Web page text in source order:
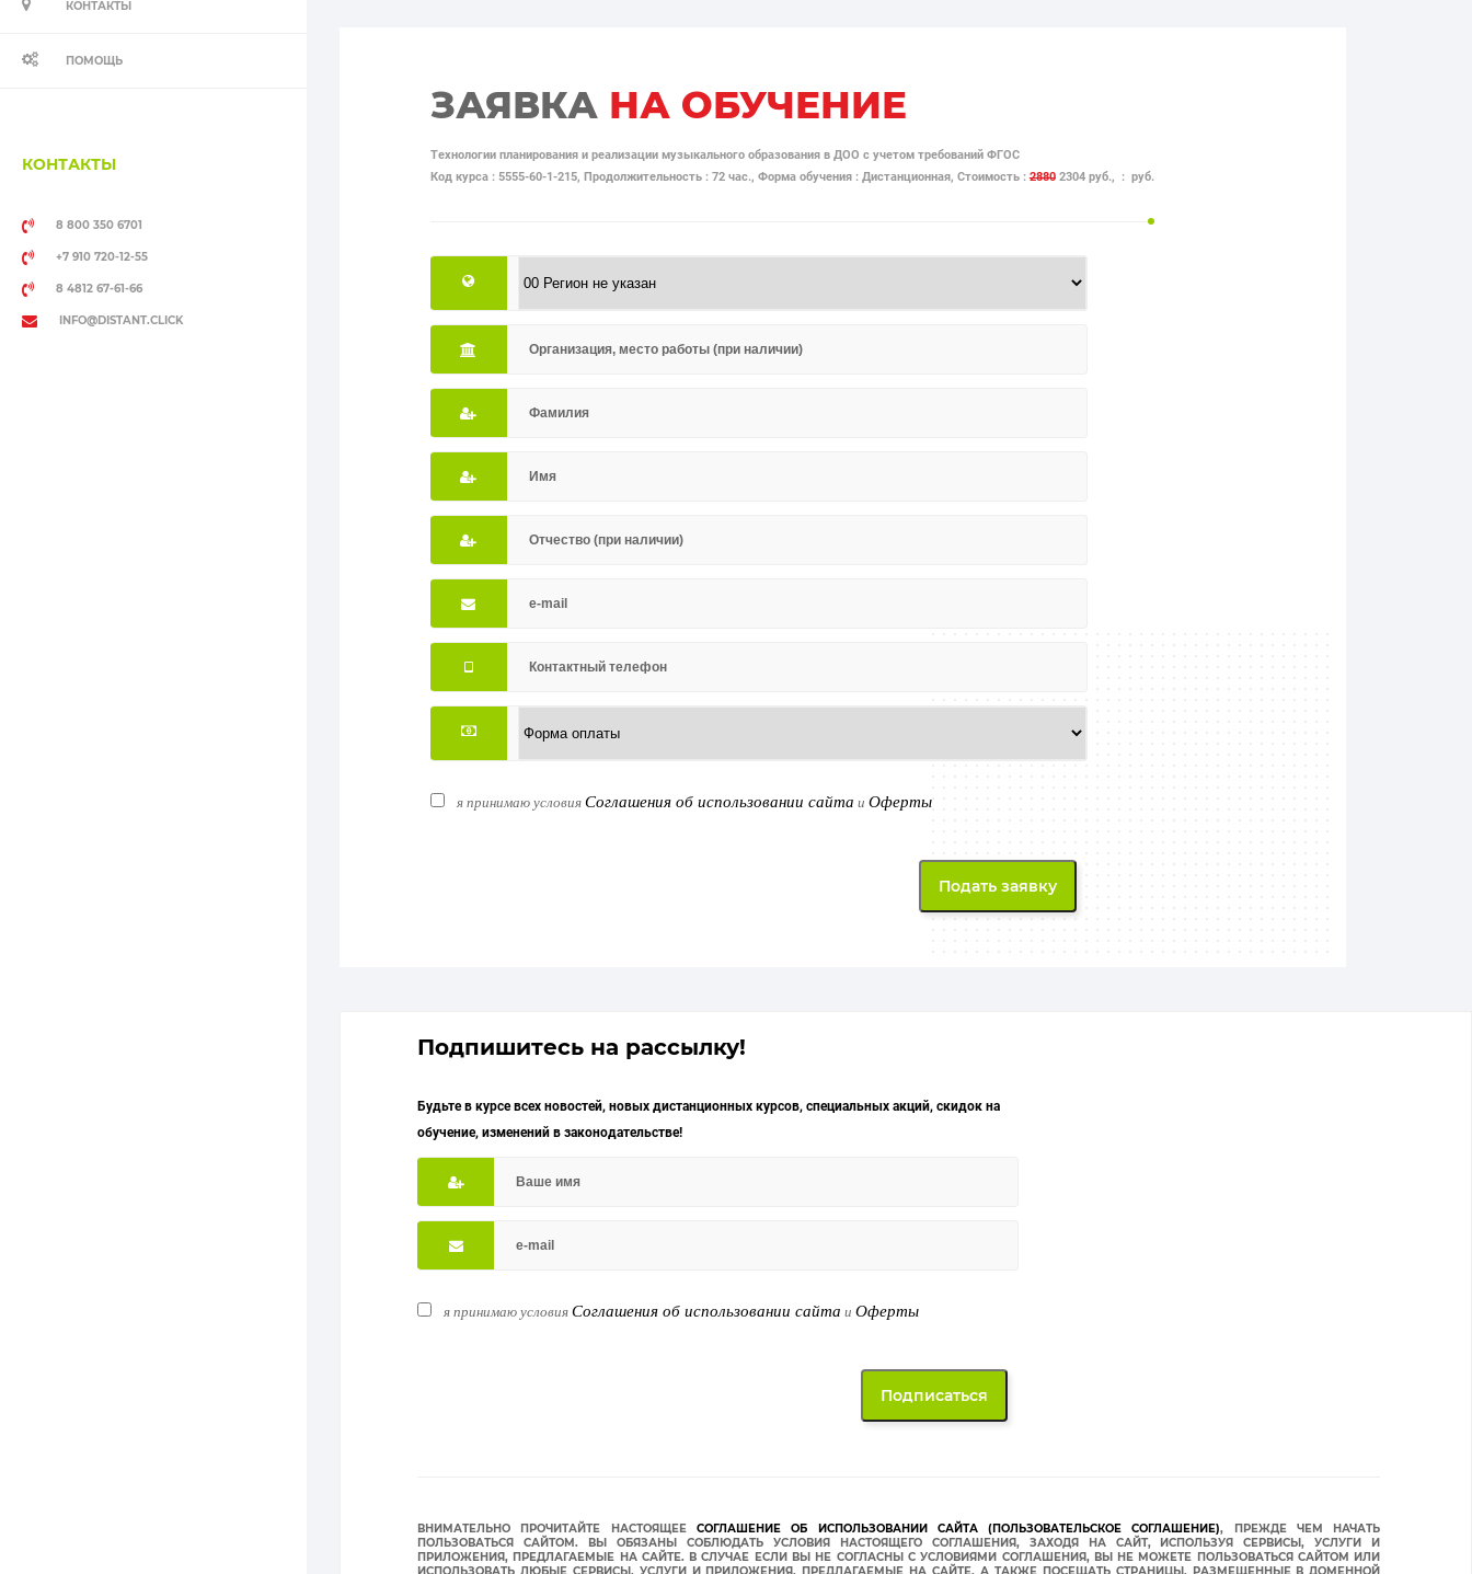
КОНТАКТЫ
ПОМОЩЬ
КОНТАКТЫ
8 800 350 6701
+7 910 720-12-55
8 4812 67-61-66
INFO@DISTANT.CLICK
ЗАЯВКА НА ОБУЧЕНИЕ
Технологии планирования и реализации музыкального образования в ДОО с учетом требований ФГОС
Код курса : 5555-60-1-215, Продолжительность : 72 час., Форма обучения : Дистанционная, Стоимость :28802304 руб., : руб.
я принимаю условияСоглашения об использовании сайта и Оферты
Подпишитесь на рассылку!
Будьте в курсе всех новостей, новых дистанционных курсов, специальных акций, скидок на
обучение, изменений в законодательстве!
я принимаю условияСоглашения об использовании сайта и Оферты
ВНИМАТЕЛЬНО ПРОЧИТАЙТЕ НАСТОЯЩЕЕ СОГЛАШЕНИЕ ОБ ИСПОЛЬЗОВАНИИ САЙТА (ПОЛЬЗОВАТЕЛЬСКОЕ СОГЛАШЕНИЕ), ПРЕЖДЕ ЧЕМ НАЧАТЬ
ПОЛЬЗОВАТЬСЯ САЙТОМ. ВЫ ОБЯЗАНЫ СОБЛЮДАТЬ УСЛОВИЯ НАСТОЯЩЕГО СОГЛАШЕНИЯ, ЗАХОДЯ НА САЙТ, ИСПОЛЬЗУЯ СЕРВИСЫ, УСЛУГИ И
ПРИЛОЖЕНИЯ, ПРЕДЛАГАЕМЫЕ НА САЙТЕ. В СЛУЧАЕ ЕСЛИ ВЫ НЕ СОГЛАСНЫ С УСЛОВИЯМИ СОГЛАШЕНИЯ, ВЫ НЕ МОЖЕТЕ ПОЛЬЗОВАТЬСЯ САЙТОМ ИЛИ